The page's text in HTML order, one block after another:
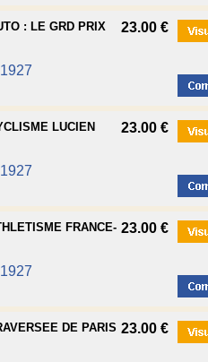
: LE GRD PRIX
1927
23.00 €
LUCIEN
1927
23.00 €
FRANCE-
1927
23.00 €
DE PARIS 23.00 €